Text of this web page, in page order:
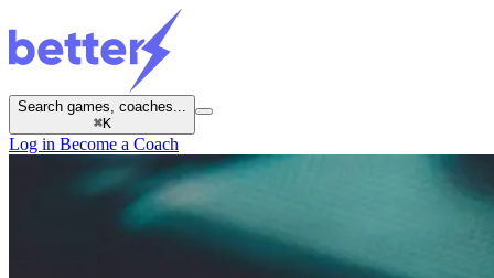
Search games, coaches...
⌘K
Log in Become a Coach